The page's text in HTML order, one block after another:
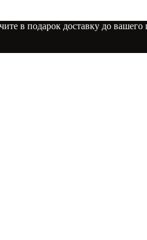
в подарок доставку до вашего